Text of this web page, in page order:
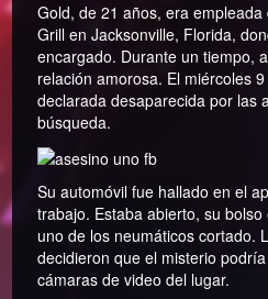
Gold, de 21 años, era
Grill en Jacksonville, Florida,
encargado. Durante un tiempo,
relación amorosa. El miércoles
declarada desaparecida por las
búsqueda.
Su automóvil fue hallado en el
trabajo. Estaba abierto, su
uno de los neumáticos cortado.
decidieron que el misterio
cámaras de video del lugar.